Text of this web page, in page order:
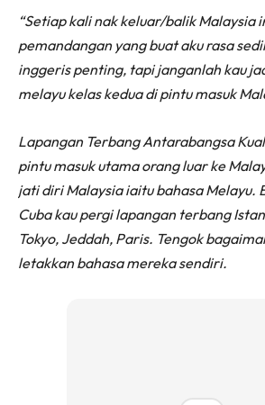
“Setiap kali nak keluar/balik Malaysia
pemandangan yang buat aku rasa
inggeris penting, tapi janganlah kau
melayu kelas kedua di pintu masuk
Lapangan Terbang Antarabangsa
pintu masuk utama orang luar ke
jati diri Malaysia iaitu bahasa Melayu.
Cuba kau pergi lapangan terbang
Tokyo, Jeddah, Paris. Tengok
letakkan bahasa mereka sendiri.